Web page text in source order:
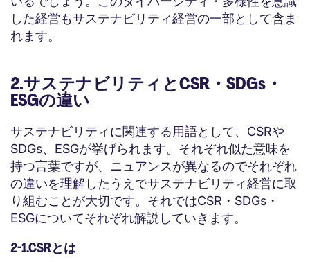
した経営もサステナビリティ経営の一部として含ま
れます。
2.サステナビリティとCSR・SDGs・
ESGの違い
サステナビリティに関連する用語として、CSRや
SDGs、ESGが挙げられます。それぞれ似た意味を
持つ言葉ですが、ニュアンスが異なるのでそれぞれ
の違いを理解したうえでサステナビリティ経営に取
り組むことが大切です。それではCSR・SDGs・
ESGについてそれぞれ解説していきます。
2-1.CSRとは